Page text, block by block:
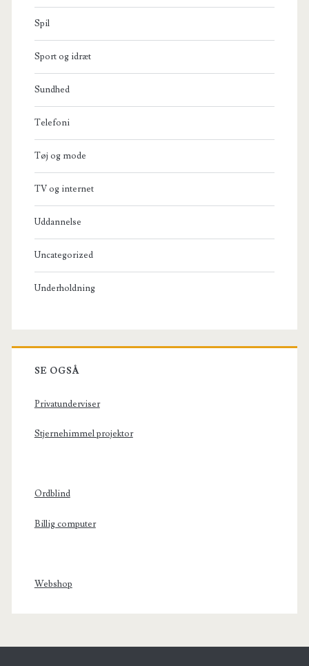
Spil
Sport og idræt
Sundhed
Telefoni
Tøj og mode
TV og internet
Uddannelse
Uncategorized
Underholdning
SE OGSÅ
Privatunderviser
Stjernehimmel projektor
Ordblind
Billig computer
Webshop